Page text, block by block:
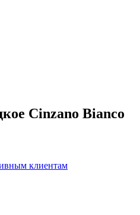
Cinzano Bianco
клиентам